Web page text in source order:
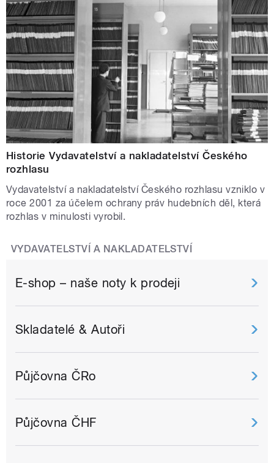
Historie Vydavatelství a nakladatelství Českého
rozhlasu
Vydavatelství a nakladatelství Českého rozhlasu vzniklo v
roce 2001 za účelem ochrany práv hudebních děl, která
rozhlas v minulosti vyrobil.
VYDAVATELSTVÍ A NAKLADATELSTVÍ
E-shop – naše noty k prodeji
Skladatelé & Autoři
Půjčovna ČRo
Půjčovna ČHF